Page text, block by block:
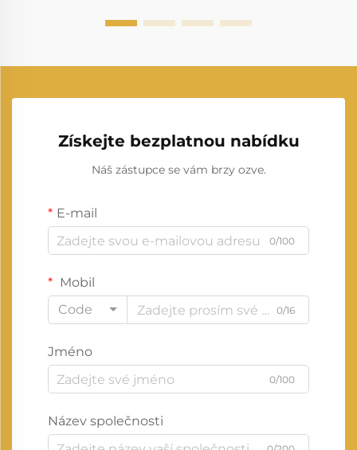
Získejte bezplatnou nabídku
Náš zástupce se vám brzy ozve.
E-mail
0/100
Mobil
Code
0/16
Jméno
0/100
Název společnosti